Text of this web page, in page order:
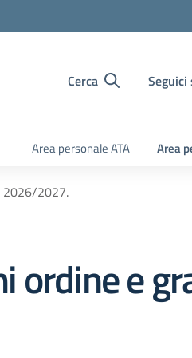
Cerca Seguici
Area personale ATA Area
2026/2027.
ordine e